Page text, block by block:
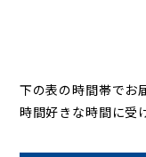
下の表の時間帯でお
時間好きな時間に受